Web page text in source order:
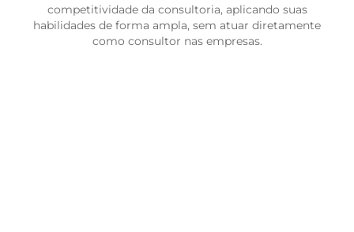
competitividade da consultoria, aplicando suas
habilidades de forma ampla, sem atuar diretamente
como consultor nas empresas.